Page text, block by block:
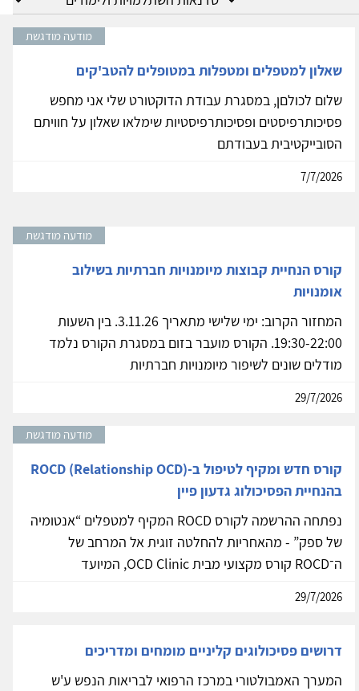
מודעה מודגשת
שאלון למטפלים ומטפלות במטופלים להטב'קים
שלום לכולםן, במסגרת עבודת הדוקטורט שלי אני מחפש
פסיכותרפיסטים ופסיכותרפיסטיות שימלאו שאלון על חוויתם
הסובייקטיבית בעבודתם
7/7/2026
מודעה מודגשת
קורס הנחיית קבוצות מיומנויות חברתיות בשילוב
אומנויות
המחזור הקרוב: ימי שלישי מתאריך 3.11.26. בין השעות
19:30-22:00. הקורס מועבר בזום במסגרת הקורס נלמד
מודלים שונים לשיפור מיומנויות חברתיות
29/7/2026
מודעה מודגשת
קורס חדש ומקיף לטיפול ב-ROCD (Relationship OCD)
בהנחיית הפסיכולוג גדעון פיין
נפתחה ההרשמה לקורס ROCD המקיף למטפלים “אנטומיה
של ספק” - מהאחריות להחלטה זוגית אל המרחב של
ה־ROCD קורס מקצועי מבית OCD Clinic, המיועד
29/7/2026
דרושים פסיכולוגים קליניים מומחים ומדריכים
המערך האמבולטורי במרכז הרפואי לבריאות הנפש ע'ש